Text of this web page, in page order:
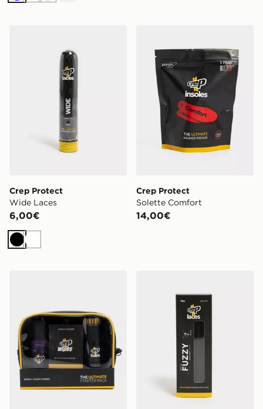
Crep Protect
Wide Laces
6,00€
NeroBianco
Crep Protect
Solette Comfort
14,00€